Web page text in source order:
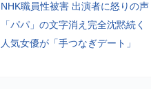
NHK職員性被害 出演者に怒りの声
「パパ」の文字消え完全沈黙続く
人気女優が「手つなぎデート」